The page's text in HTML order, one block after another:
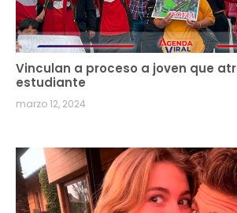
Vinculan a proceso a joven que
estudiante
marzo 12, 2024